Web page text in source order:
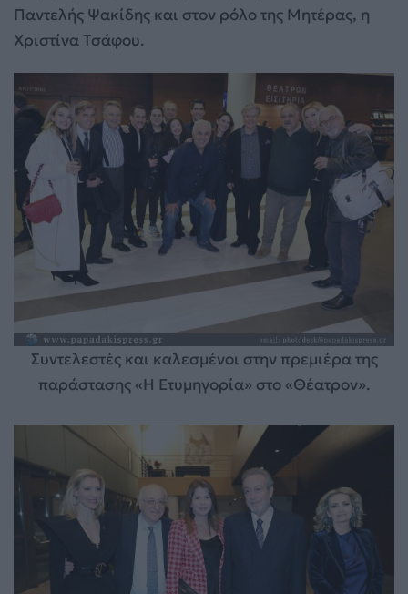
Παντελής Ψακίδης και στον ρόλο της Μητέρας, η
Χριστίνα Τσάφου.
Συντελεστές και καλεσμένοι στην πρεμιέρα της
παράστασης «Η Ετυμηγορία» στο «Θέατρον».